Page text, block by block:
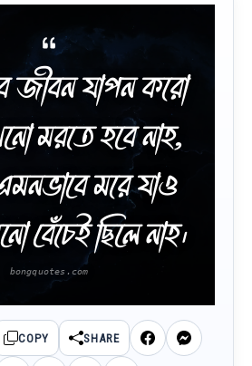
জীবন যাপন করো
মরতে হবে নাহ,
মরে যাও
বেঁচেই ছিলে নাহ।
COPY SHARE